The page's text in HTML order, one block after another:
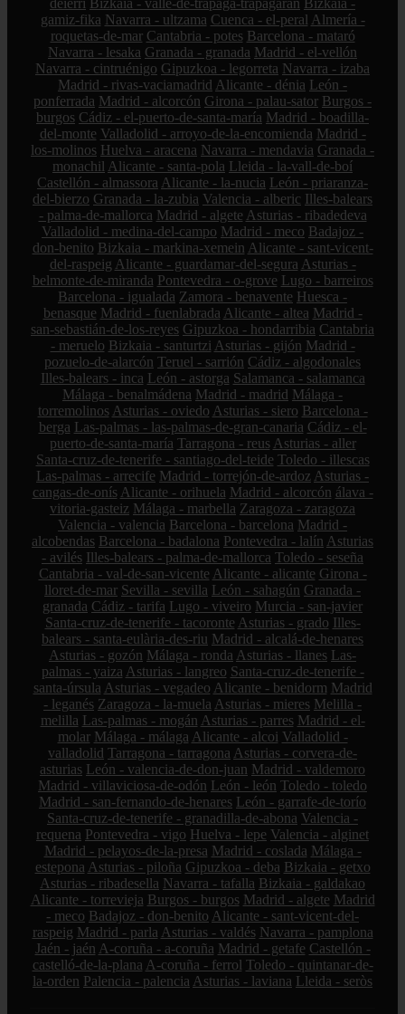
deierri Bizkaia - valle-de-trápaga-trapagaran Bizkaia -
gamiz-fika Navarra - ultzama Cuenca - el-peral Almería -
roquetas-de-mar Cantabria - potes Barcelona - mataró
Navarra - lesaka Granada - granada Madrid - el-vellón
Navarra - cintruénigo Gipuzkoa - legorreta Navarra - izaba
Madrid - rivas-vaciamadrid Alicante - dénia León -
ponferrada Madrid - alcorcón Girona - palau-sator Burgos -
burgos Cádiz - el-puerto-de-santa-maría Madrid - boadilla-
del-monte Valladolid - arroyo-de-la-encomienda Madrid -
los-molinos Huelva - aracena Navarra - mendavia Granada -
monachil Alicante - santa-pola Lleida - la-vall-de-boí
Castellón - almassora Alicante - la-nucia León - priaranza-
del-bierzo Granada - la-zubia Valencia - alberic Illes-balears
- palma-de-mallorca Madrid - algete Asturias - ribadedeva
Valladolid - medina-del-campo Madrid - meco Badajoz -
don-benito Bizkaia - markina-xemein Alicante - sant-vicent-
del-raspeig Alicante - guardamar-del-segura Asturias -
belmonte-de-miranda Pontevedra - o-grove Lugo - barreiros
Barcelona - igualada Zamora - benavente Huesca -
benasque Madrid - fuenlabrada Alicante - altea Madrid -
san-sebastián-de-los-reyes Gipuzkoa - hondarribia Cantabria
- meruelo Bizkaia - santurtzi Asturias - gijón Madrid -
pozuelo-de-alarcón Teruel - sarrión Cádiz - algodonales
Illes-balears - inca León - astorga Salamanca - salamanca
Málaga - benalmádena Madrid - madrid Málaga -
torremolinos Asturias - oviedo Asturias - siero Barcelona -
berga Las-palmas - las-palmas-de-gran-canaria Cádiz - el-
puerto-de-santa-maría Tarragona - reus Asturias - aller
Santa-cruz-de-tenerife - santiago-del-teide Toledo - illescas
Las-palmas - arrecife Madrid - torrejón-de-ardoz Asturias -
cangas-de-onís Alicante - orihuela Madrid - alcorcón álava -
vitoria-gasteiz Málaga - marbella Zaragoza - zaragoza
Valencia - valencia Barcelona - barcelona Madrid -
alcobendas Barcelona - badalona Pontevedra - lalín Asturias
- avilés Illes-balears - palma-de-mallorca Toledo - seseña
Cantabria - val-de-san-vicente Alicante - alicante Girona -
lloret-de-mar Sevilla - sevilla León - sahagún Granada -
granada Cádiz - tarifa Lugo - viveiro Murcia - san-javier
Santa-cruz-de-tenerife - tacoronte Asturias - grado Illes-
balears - santa-eulària-des-riu Madrid - alcalá-de-henares
Asturias - gozón Málaga - ronda Asturias - llanes Las-
palmas - yaiza Asturias - langreo Santa-cruz-de-tenerife -
santa-úrsula Asturias - vegadeo Alicante - benidorm Madrid
- leganés Zaragoza - la-muela Asturias - mieres Melilla -
melilla Las-palmas - mogán Asturias - parres Madrid - el-
molar Málaga - málaga Alicante - alcoi Valladolid -
valladolid Tarragona - tarragona Asturias - corvera-de-
asturias León - valencia-de-don-juan Madrid - valdemoro
Madrid - villaviciosa-de-odón León - león Toledo - toledo
Madrid - san-fernando-de-henares León - garrafe-de-torío
Santa-cruz-de-tenerife - granadilla-de-abona Valencia -
requena Pontevedra - vigo Huelva - lepe Valencia - alginet
Madrid - pelayos-de-la-presa Madrid - coslada Málaga -
estepona Asturias - piloña Gipuzkoa - deba Bizkaia - getxo
Asturias - ribadesella Navarra - tafalla Bizkaia - galdakao
Alicante - torrevieja Burgos - burgos Madrid - algete Madrid
- meco Badajoz - don-benito Alicante - sant-vicent-del-
raspeig Madrid - parla Asturias - valdés Navarra - pamplona
Jaén - jaén A-coruña - a-coruña Madrid - getafe Castellón -
castelló-de-la-plana A-coruña - ferrol Toledo - quintanar-de-
la-orden Palencia - palencia Asturias - laviana Lleida - seròs